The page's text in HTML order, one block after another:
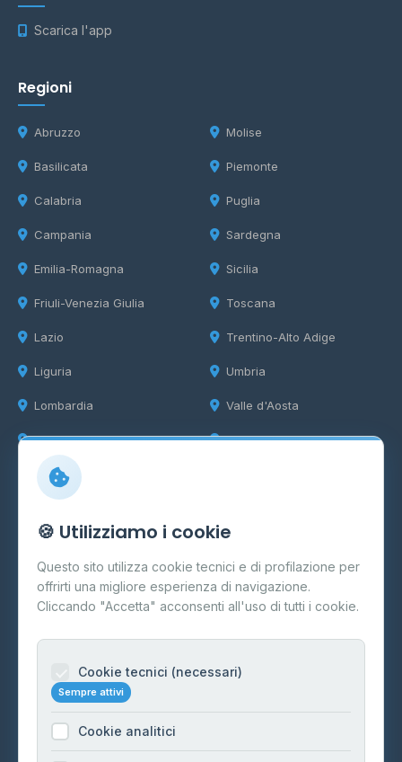
Scarica l'app
Regioni
Abruzzo
Basilicata
Calabria
Campania
Emilia-Romagna
Friuli-Venezia Giulia
Lazio
Liguria
Lombardia
Marche
Molise
Piemonte
Puglia
Sardegna
Sicilia
Toscana
Trentino-Alto Adige
Umbria
Valle d'Aosta
Veneto
Info
Cos'è il GPL
FAQ
Contatti
Informazioni legali
Cookie Policy
🍪 Utilizziamo i cookie
Questo sito utilizza cookie tecnici e di profilazione per
offrirti una migliore esperienza di navigazione.
Cliccando "Accetta" acconsenti all'uso di tutti i cookie.
Cookie tecnici (necessari)
Sempre attivi
Cookie analitici